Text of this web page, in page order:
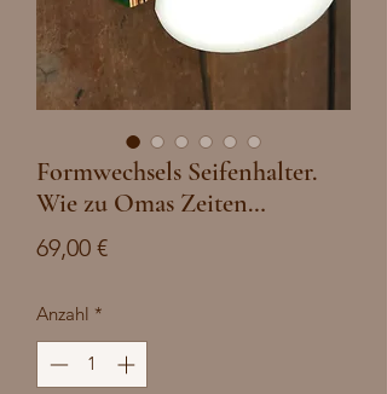
Formwechsels Seifenhalter.
Wie zu Omas Zeiten…
69,00 €Preis
Anzahl *